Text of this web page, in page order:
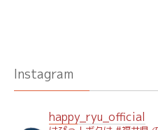
Instagram
happy_ryu_official